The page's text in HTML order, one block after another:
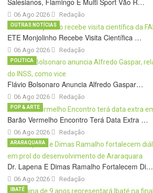
06 Ago 2026 Redação
ETE Monjolinho Recebe Visita Científica …
06 Ago 2026
OUTRAS NOTÍCIAS
Redação
Flávio Bolsonaro Anuncia Alfredo Gaspar…
06 Ago 2026
POLÍTICA
Redação
Barão Vermelho Encontro Terá Data Extra …
06 Ago 2026
POP & ARTE
Redação
Dr. Lapena E Dimas Ramalho Fortalecem Di…
06 Ago 2026
ARARAQUARA
Redação
IBATÉ